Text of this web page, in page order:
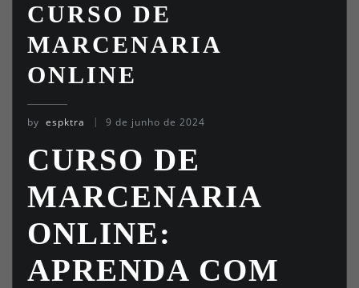
CURSO DE
MARCENARIA
ONLINE
by espktra 9 de junho de 2024
CURSO DE
MARCENARIA
ONLINE:
APRENDA COM